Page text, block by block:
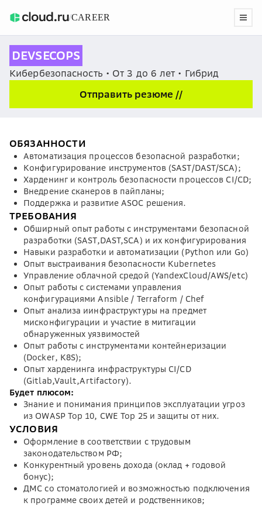
/CAREER
DEVSECOPS
Кибербезопасность • От 3 до 6 лет • Гибрид
Отправить резюме //
ОБЯЗАННОСТИ
Автоматизация процессов безопасной разработки;
Конфигурирование инструментов (SAST/DAST/SCA);
Харденинг и контроль безопасности процессов CI/CD;
Внедрение сканеров в пайпланы;
Поддержка и развитие ASOC решения.
ТРЕБОВАНИЯ
Обширный опыт работы с инструментами безопасной
разработки (SAST,DAST,SCA) и их конфигурирования
Навыки разработки и автоматизации (Python или Go)
Опыт выстраивания безопасности Kubernetes
Управление облачной средой (YandexCloud/AWS/etc)
Опыт работы с системами управления
конфигурациями Ansible / Terraform / Chef
Опыт анализа иинфраструктуры на предмет
мисконфигурации и участие в митигации
обнаруженных уязвимостей
Опыт работы с инструментами контейнеризации
(Docker, K8S);
Опыт харденинга инфраструктуры CI/CD
(Gitlab,Vault,Artifactory).
Будет плюсом:
Знание и понимания принципов эксплуатации угроз
из OWASP Top 10, CWE Top 25 и защиты от них.
УСЛОВИЯ
Оформление в соответствии с трудовым
законодательством РФ;
Конкурентный уровень дохода (оклад + годовой
бонус);
ДМС со стоматологией и возможностью подключения
к программе своих детей и родственников;